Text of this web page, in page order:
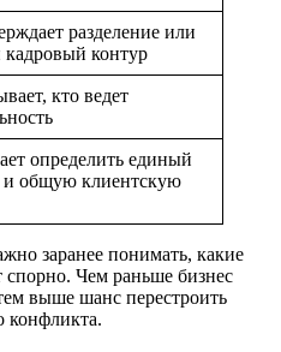
разделение или
контур
кто ведет
определить единый
общую клиентскую
заранее понимать, какие
спорно. Чем раньше бизнес
выше шанс перестроить
конфликта.